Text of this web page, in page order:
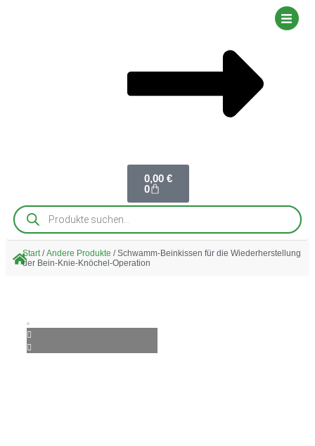
0,00 €
0
Start/Andere Produkte / Schwamm-Beinkissen für die Wiederherstellung
der Bein-Knie-Knöchel-Operation